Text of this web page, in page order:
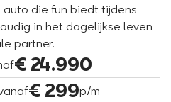
die fun biedt tijdens
in het dagelijkse leven
partner.
€ 24.990
€ 299p/m